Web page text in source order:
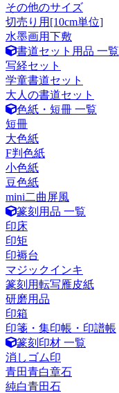
その他のサイズ
切売り用[10cm単位]
水墨画用下敷
書道セット用品 一覧
写経セット
学童書道セット
大人の書道セット
色紙・短冊 一覧
短冊
大色紙
F判色紙
小色紙
豆色紙
mini二曲屏風
篆刻用品 一覧
印床
印矩
印褥台
マジックインキ
篆刻用転写雁皮紙
研磨用品
印箱
印箋・集印帳・印譜帳
篆刻印材 一覧
消しゴム印
青田青白章石
純白青田石